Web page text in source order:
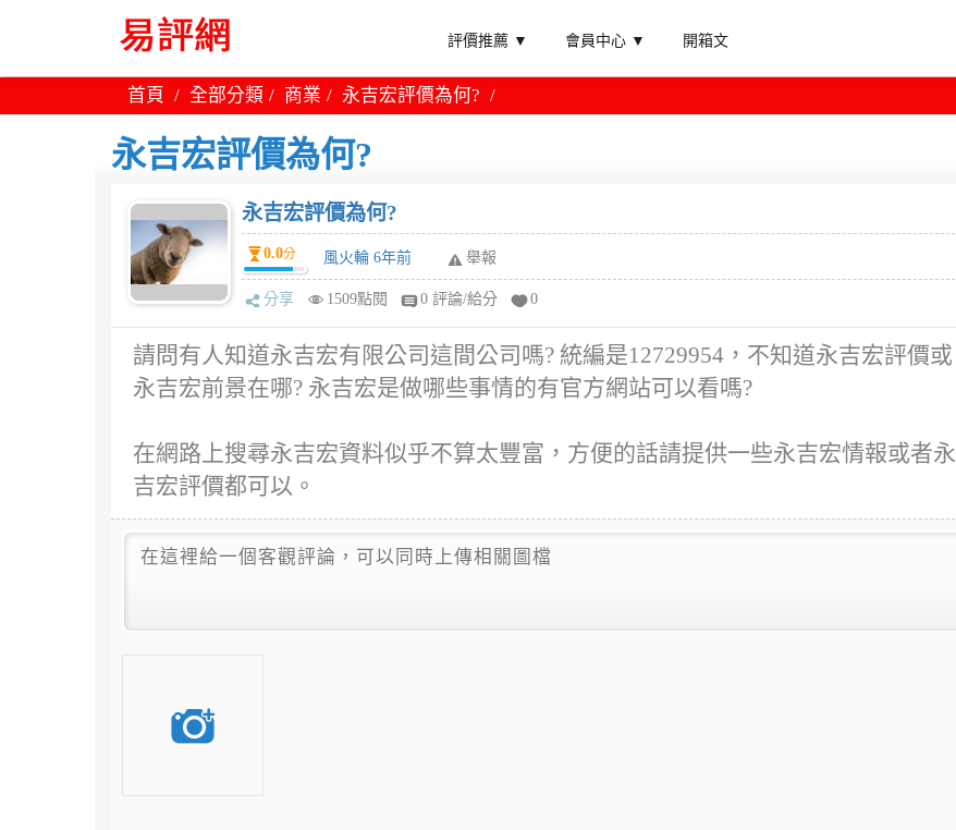
評價推薦 ▼ 會員中心 ▼ 開箱文
首頁 全部分類 商業 永吉宏評價為何?
永吉宏評價為何?
永吉宏評價為何?
0.0分 風火輪 6年前 舉報
分享 1509點閱 0 評論/給分 0
請問有人知道永吉宏有限公司這間公司嗎? 統編是12729954，不知道永吉宏評價或
永吉宏前景在哪? 永吉宏是做哪些事情的有官方網站可以看嗎?
在網路上搜尋永吉宏資料似乎不算太豐富，方便的話請提供一些永吉宏情報或者永
吉宏評價都可以。